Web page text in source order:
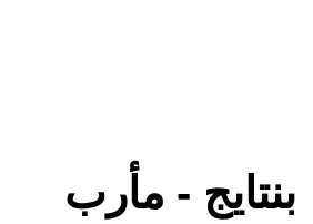
بنتايج - مأرب